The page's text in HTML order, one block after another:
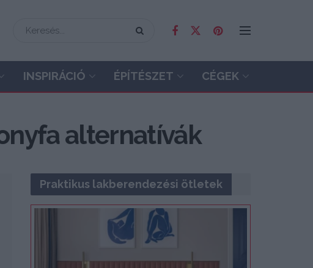
INSPIRÁCIÓ ÉPÍTÉSZET CÉGEK
alternatívák
Praktikus lakberendezési ötletek